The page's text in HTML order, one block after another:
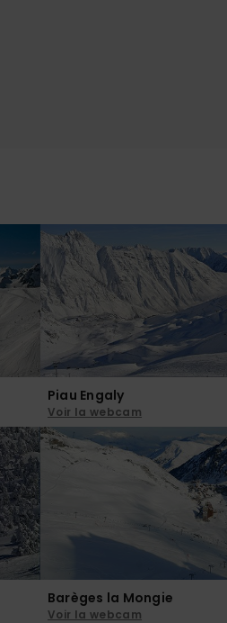
Piau Engaly
Voir la webcam
Barèges la Mongie
Voir la webcam